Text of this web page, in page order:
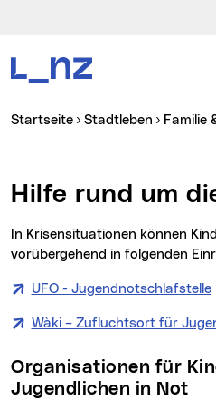
Sie sind hier:
Startseite Stadtleben Familie
Hilfe rund um
vorübergehend in folgenden
UFO - Jugendnotschlafstelle
Wàki – Zufluchtsort für
Organisationen für Kinder und
Jugendlichen in Not